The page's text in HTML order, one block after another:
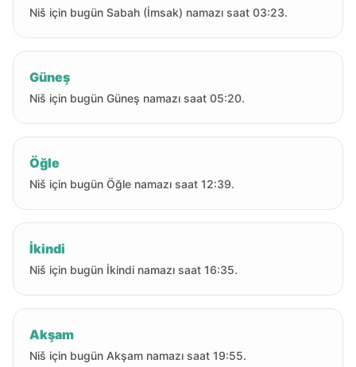
Niš için bugün Sabah (İmsak) namazı saat 03:23.
Güneş
Niš için bugün Güneş namazı saat 05:20.
Öğle
Niš için bugün Öğle namazı saat 12:39.
İkindi
Niš için bugün İkindi namazı saat 16:35.
Akşam
Niš için bugün Akşam namazı saat 19:55.